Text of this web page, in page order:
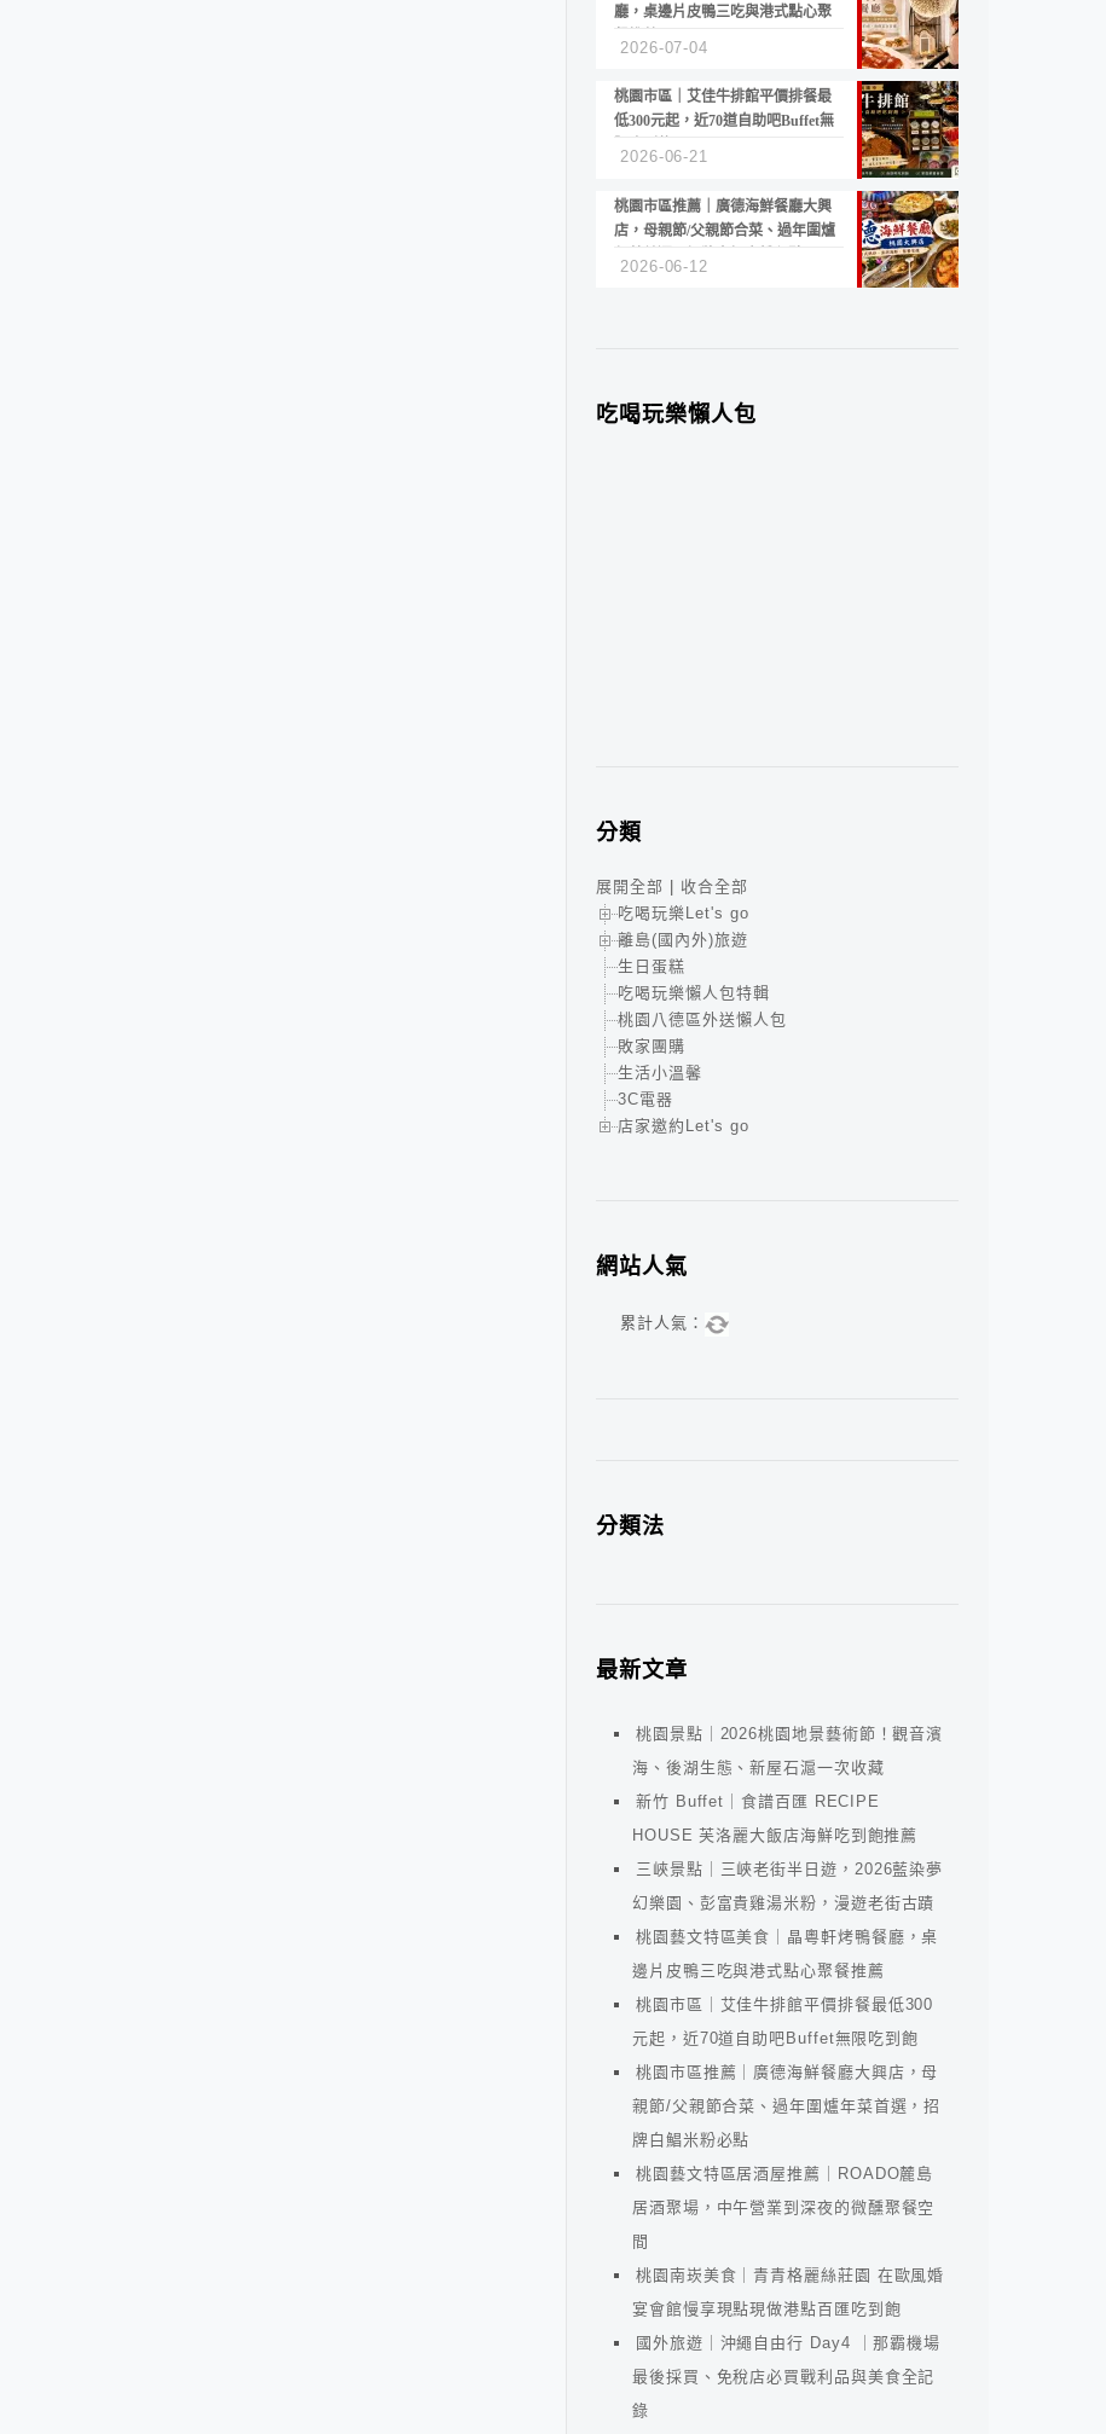
廳，桌邊片皮鴨三吃與港式點心聚
2026-07-04
桃園市區｜艾佳牛排館平價排餐最
低300元起，近70道自助吧Buffet無
2026-06-21
桃園市區推薦｜廣德海鮮餐廳大興
店，母親節/父親節合菜、過年圍爐
2026-06-12
吃喝玩樂懶人包
分類
展開全部
收合全部
吃喝玩樂Let's go
離島(國內外)旅遊
生日蛋糕
吃喝玩樂懶人包特輯
桃園八德區外送懶人包
敗家團購
生活小溫馨
3C電器
店家邀約Let's go
網站人氣
累計人氣：
分類法
最新文章
桃園景點｜2026桃園地景藝術節！觀音濱
海、後湖生態、新屋石滬一次收藏
新竹 Buffet｜食譜百匯 RECIPE
HOUSE 芙洛麗大飯店海鮮吃到飽推薦
三峽景點｜三峽老街半日遊，2026藍染夢
幻樂園、彭富貴雞湯米粉，漫遊老街古蹟
桃園藝文特區美食｜晶粵軒烤鴨餐廳，桌
邊片皮鴨三吃與港式點心聚餐推薦
桃園市區｜艾佳牛排館平價排餐最低300
元起，近70道自助吧Buffet無限吃到飽
桃園市區推薦｜廣德海鮮餐廳大興店，母
親節/父親節合菜、過年圍爐年菜首選，招
牌白鯧米粉必點
桃園藝文特區居酒屋推薦｜ROADO麓島
居酒聚場，中午營業到深夜的微醺聚餐空
間
桃園南崁美食｜青青格麗絲莊園 在歐風婚
宴會館慢享現點現做港點百匯吃到飽
國外旅遊｜沖繩自由行 Day4 ｜那霸機場
最後採買、免稅店必買戰利品與美食全記
錄